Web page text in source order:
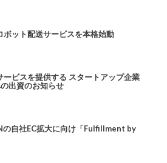
ット配送サービスを本格始動
ービスを提供する スタートアップ企業
出資のお知らせ
自社EC拡大に向け「Fulfillment by